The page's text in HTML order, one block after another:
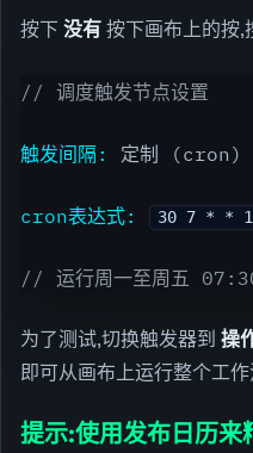
按下 没有按下画布上的按,
// 调度触发节点设置
触发间隔: 定制 (cron)
cron表达式: 30 7 * *
// 运行周一至周五
为了测试,切换触发器到 操
即可从画布上运行整个工
提示:使用发布日历来